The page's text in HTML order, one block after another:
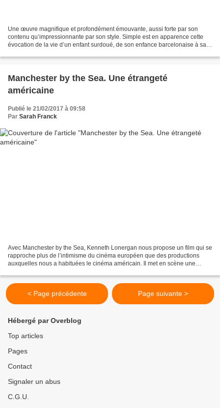
Une œuvre magnifique et profondément émouvante, aussi forte par son
contenu qu’impressionnante par son style. Simple est en apparence cette
évocation de la vie d’un enfant surdoué, de son enfance barcelonaise à sa
Manchester by the Sea. Une étrangeté
américaine
Publié le 21/02/2017 à 09:58
Par Sarah Franck
Avec Manchester by the Sea, Kenneth Lonergan nous propose un film qui se
rapproche plus de l’intimisme du cinéma européen que des productions
auxquelles nous a habituées le cinéma américain. Il met en scène une
< Page précédente Page suivante >
Hébergé par Overblog
Top articles
Pages
Contact
Signaler un abus
C.G.U.